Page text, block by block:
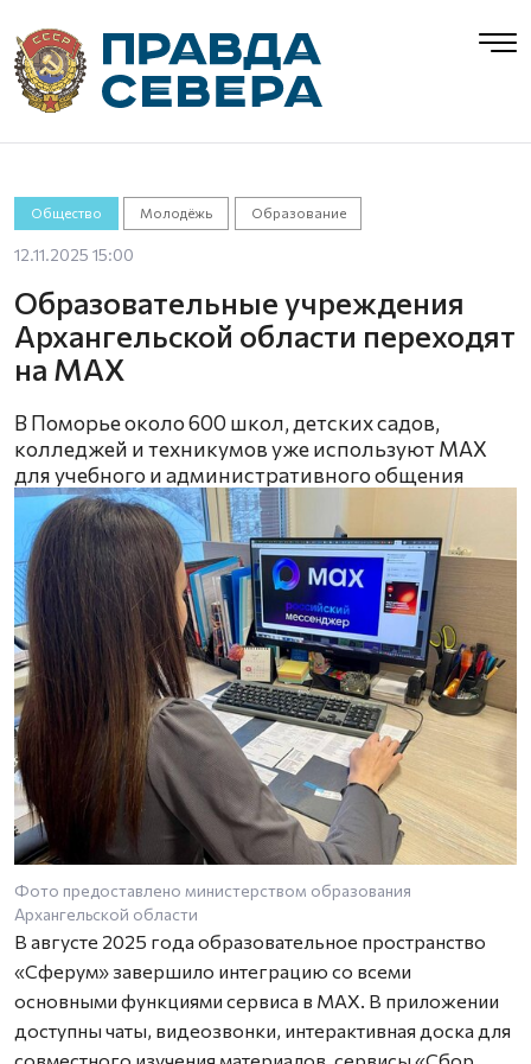
Общество Молодёжь Образование
12.11.2025 15:00
Образовательные учреждения
Архангельской области переходят
на MAX
В Поморье около 600 школ, детских садов,
колледжей и техникумов уже используют MAX
для учебного и административного общения
Фото предоставлено министерством образования
Архангельской области
В августе 2025 года образовательное пространство
«Сферум» завершило интеграцию со всеми
основными функциями сервиса в MAX. В приложении
доступны чаты, видеозвонки, интерактивная доска для